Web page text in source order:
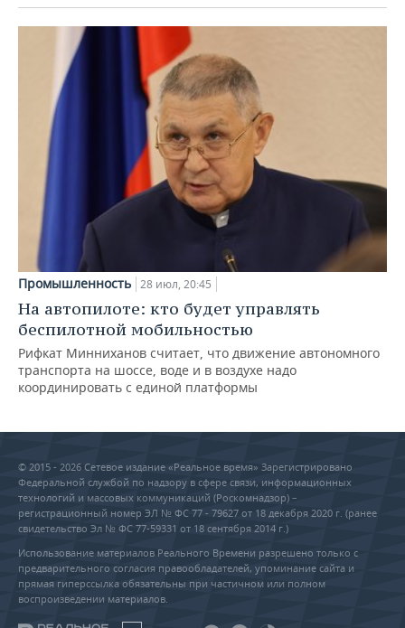
Промышленность 28 июл, 20:45
На автопилоте: кто будет управлять
беспилотной мобильностью
Рифкат Минниханов считает, что движение автономного
транспорта на шоссе, воде и в воздухе надо
координировать с единой платформы
© 2015 - 2026 Сетевое издание «Реальное время» Зарегистрировано
Федеральной службой по надзору в сфере связи, информационных
технологий и массовых коммуникаций (Роскомнадзор) –
регистрационный номер ЭЛ № ФС 77 - 79627 от 18 декабря 2020 г. (ранее
свидетельство Эл № ФС 77-59331 от 18 сентября 2014 г.)
Использование материалов Реального Времени разрешено только с
предварительного согласия правообладателей, упоминание сайта и
прямая гиперссылка обязательны при частичном или полном
воспроизведении материалов.